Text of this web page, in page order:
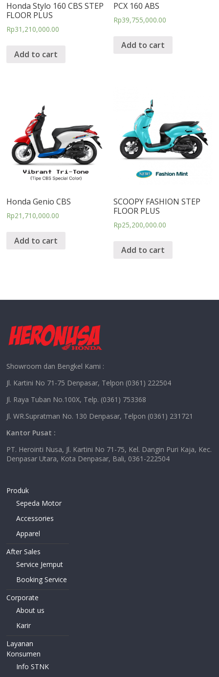
Honda Stylo 160 CBS STEP
FLOOR PLUS
Rp31,210,000.00
Add to cart
PCX 160 ABS
Rp39,755,000.00
Add to cart
Honda Genio CBS
Rp21,710,000.00
Add to cart
SCOOPY FASHION STEP
FLOOR PLUS
Rp25,200,000.00
Add to cart
Showroom dan Bengkel Kami :
Jl. Kartini No 71-75 Denpasar, Telpon (0361) 222504
Jl. Raya Tuban No.100X, Telp. (0361) 753368
Jl. WR.Supratman No. 130 Denpasar, Telpon (0361) 231721
Kantor Pusat :
PT. Herointi Nusa, Jl. Kartini No 71-75, Kel. Dangin Puri Kaja, Kec.
Denpasar Utara, Kota Denpasar, Bali, 0361-222504
Produk
Sepeda Motor
Accessories
Apparel
After Sales
Service Jemput
Booking Service
Corporate
About us
Karir
Layanan
Konsumen
Info STNK